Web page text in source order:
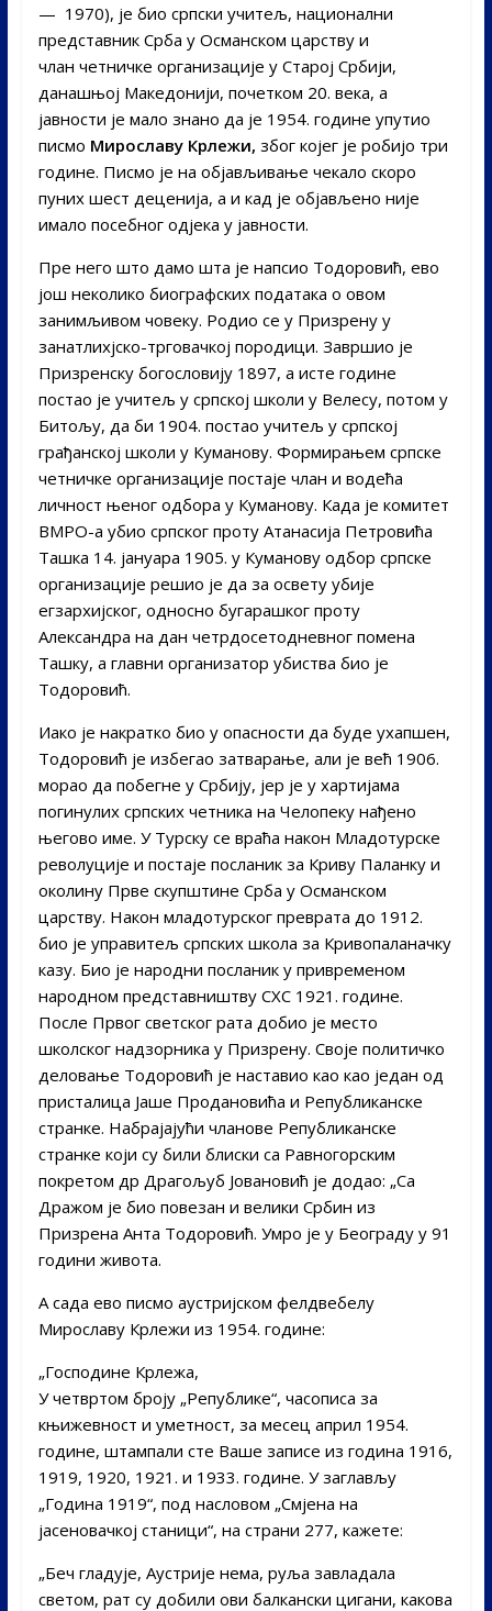
— 1970), је био српски учитељ, национални
представник Срба у Османском царству и
члан четничке организације у Старој Србији,
данашњој Македонији, почетком 20. века, а
јавности је мало знано да је 1954. године упутио
писмо Мирославу Крлежи, због којег је робијо три
године. Писмо је на објављивање чекало скоро
пуних шест деценија, а и кад је објављено није
имало посебног одјека у јавности.
Пре него што дамо шта је напсио Тодоровић, ево
још неколико биографских података о овом
занимљивом човеку. Родио се у Призрену у
занатлихјско-трговачкој породици. Завршио је
Призренску богословију 1897, а исте године
постао је учитељ у српској школи у Велесу, потом у
Битољу, да би 1904. постао учитељ у српској
грађанској школи у Куманову. Формирањем српске
четничке организације постаје члан и водећа
личност њеног одбора у Куманову. Када је комитет
ВМРО-а убио српског проту Атанасија Петровића
Ташка 14. јануара 1905. у Куманову одбор српске
организације решио је да за освету убије
егзархијског, односно бугарашког проту
Александра на дан четрдосетодневног помена
Ташку, а главни организатор убиства био је
Тодоровић.
Иако је накратко био у опасности да буде ухапшен,
Тодоровић је избегао затварање, али је већ 1906.
морао да побегне у Србију, јер је у хартијама
погинулих српских четника на Челопеку нађено
његово име. У Турску се враћа након Младотурске
револуције и постаје посланик за Криву Паланку и
околину Прве скупштине Срба у Османском
царству. Након младотурског преврата до 1912.
био је управитељ српских школа за Кривопаланачку
казу. Био је народни посланик у привременом
народном представништву СХС 1921. године.
После Првог светског рата добио је место
школског надзорника у Призрену. Своје политичко
деловање Тодоровић је наставио као као један од
присталица Јаше Продановића и Републиканске
странке. Набрајајући чланове Републиканске
странке који су били блиски са Равногорским
покретом др Драгољуб Јовановић је додао: „Са
Дражом је био повезан и велики Србин из
Призрена Анта Тодоровић. Умро је у Београду у 91
години живота.
А сада ево писмо аустријском фелдвебелу
Мирославу Крлежи из 1954. године:
„Господине Крлежа,
У четвртом броју „Републике“, часописа за
књижевност и уметност, за месец април 1954.
године, штампали сте Ваше записе из година 1916,
1919, 1920, 1921. и 1933. године. У заглављу
„Година 1919“, под насловом „Смјена на
јасеновачкој станици“, на страни 277, кажете:
„Беч гладује, Аустрије нема, руља завладала
светом, рат су добили ови балкански цигани, какова